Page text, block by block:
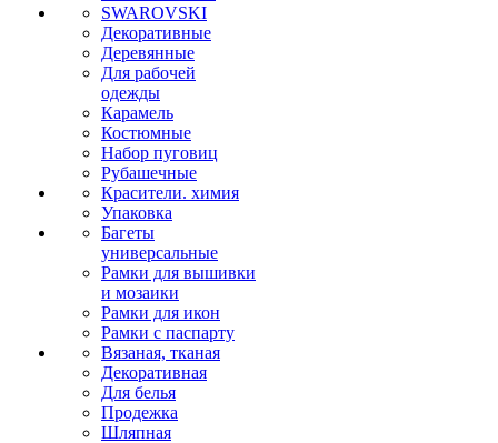
SWAROVSKI
Декоративные
Деревянные
Для рабочей
одежды
Карамель
Костюмные
Набор пуговиц
Рубашечные
Красители. химия
Упаковка
Багеты
универсальные
Рамки для вышивки
и мозаики
Рамки для икон
Рамки с паспарту
Вязаная, тканая
Декоративная
Для белья
Продежка
Шляпная